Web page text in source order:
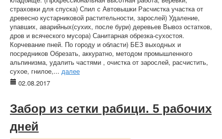
страховки для спуска) Спил с Автовышки Расчистка участка от
древесно кустарниковой растительности, зарослей) Удаление,
упавших, аварийных(сухих, после бури) деревьев Вывоз остатков,
дров и всяческого мусора) Санитарная обрезка-сухостоя.
Корчевание пней. По городу и области) БЕЗ выходных и
посредников Обрезать, аккуратно, методом промышленного
альпинизма, удалить частями , очистка от зарослей, расчистить,
сухое, гнилое,... далее
02.08.2017
Забор из сетки рабици. 5 рабочих
дней